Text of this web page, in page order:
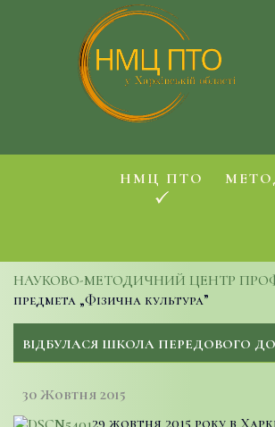
НМЦ ПТО
НАУКОВО-МЕТОДИЧНИЙ ЦЕНТР
предмета „Фізична культура”
ВІДБУЛАСЯ ШКОЛА ПЕРЕДОВОГО
30 Жовтня 2015
29 жовтня 2015 року в